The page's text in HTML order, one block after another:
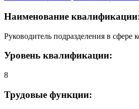
Наименование
Руководитель подразделения в
Уровень квалификации:
8
Трудовые функции: